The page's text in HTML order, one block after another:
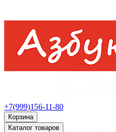
+7(999)156-11-80
Корзина
Каталог товаров